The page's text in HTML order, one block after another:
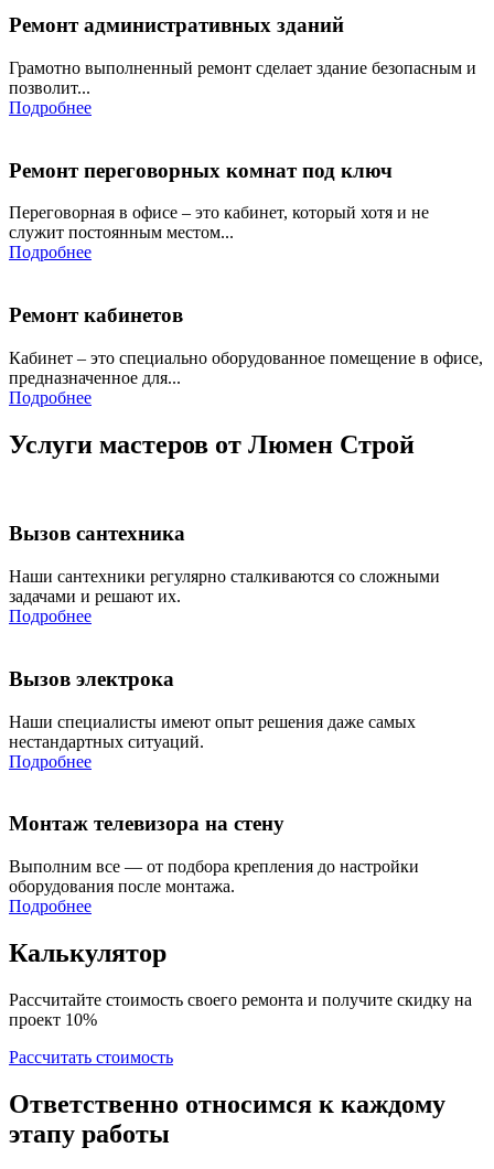
Ремонт административных зданий
Грамотно выполненный ремонт сделает здание безопасным и
позволит...
Подробнее
Ремонт переговорных комнат под ключ
Переговорная в офисе – это кабинет, который хотя и не
служит постоянным местом...
Подробнее
Ремонт кабинетов
Кабинет – это специально оборудованное помещение в офисе,
предназначенное для...
Подробнее
Услуги мастеров от Люмен Строй
Вызов сантехника
Наши сантехники регулярно сталкиваются со сложными
задачами и решают их.
Подробнее
Вызов электрока
Наши специалисты имеют опыт решения даже самых
нестандартных ситуаций.
Подробнее
Монтаж телевизора на стену
Выполним все — от подбора крепления до настройки
оборудования после монтажа.
Подробнее
Калькулятор
Рассчитайте стоимость своего ремонта и получите скидку на
проект 10%
Рассчитать стоимость
Ответственно относимся к каждому
этапу работы